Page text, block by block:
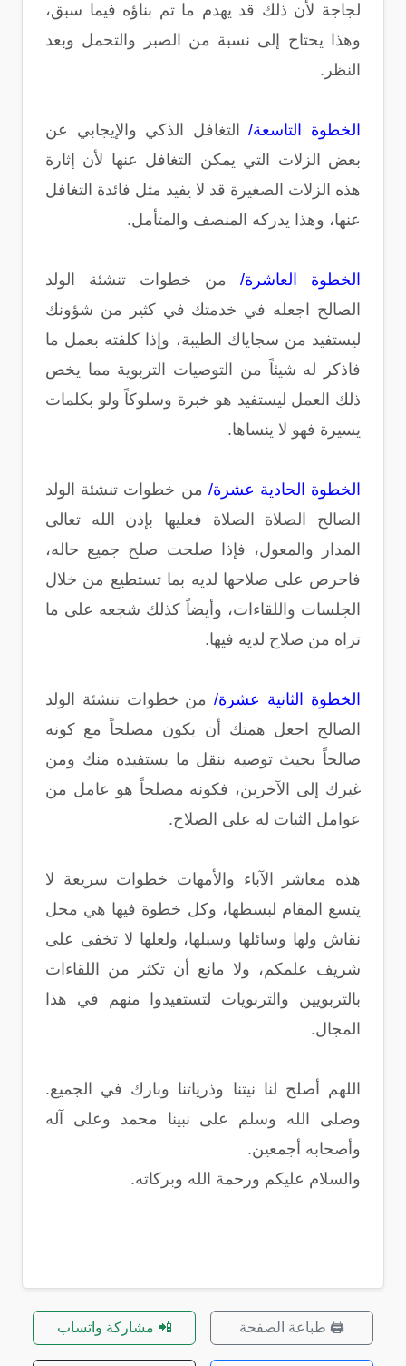
لجاجة لأن ذلك قد يهدم ما تم بناؤه فيما سبق،
وهذا يحتاج إلى نسبة من الصبر والتحمل وبعد
النظر.
الخطوة التاسعة/
التغافل الذكي والإيجابي عن
بعض الزلات التي يمكن التغافل عنها لأن إثارة
هذه الزلات الصغيرة قد لا يفيد مثل فائدة التغافل
عنها، وهذا يدركه المنصف والمتأمل.
الخطوة العاشرة/ من خطوات تنشئة الولد
الصالح اجعله في خدمتك في كثير من شؤونك
ليستفيد من سجاياك الطيبة، وإذا كلفته بعمل ما
فاذكر له شيئاً من التوصيات التربوية مما يخص
ذلك العمل ليستفيد هو خبرة وسلوكاً ولو بكلمات
يسيرة فهو لا ينساها.
الخطوة الحادية عشرة/ من خطوات تنشئة الولد
الصالح الصلاة الصلاة فعليها بإذن الله تعالى
المدار والمعول، فإذا صلحت صلح جميع حاله،
فاحرص على صلاحها لديه بما تستطيع من خلال
الجلسات واللقاءات، وأيضاً كذلك شجعه على ما
تراه من صلاح لديه فيها.
الخطوة الثانية عشرة/من خطوات تنشئة الولد
الصالح اجعل همتك أن يكون مصلحاً مع كونه
صالحاً بحيث توصيه بنقل ما يستفيده منك ومن
غيرك إلى الآخرين، فكونه مصلحاً هو عامل من
عوامل الثبات له على الصلاح.
هذه معاشر الآباء والأمهات خطوات سريعة لا
يتسع المقام لبسطها، وكل خطوة فيها هي محل
نقاش ولها وسائلها وسبلها، ولعلها لا تخفى على
شريف علمكم، ولا مانع أن تكثر من اللقاءات
بالتربويين والتربويات لتستفيدوا منهم في هذا
المجال.
اللهم أصلح لنا نيتنا وذرياتنا وبارك في الجميع.
وصلى الله وسلم على نبينا محمد وعلى آله
وأصحابه أجمعين.
والسلام عليكم ورحمة الله وبركاته.
🖨️ طباعة الصفحة 📲 مشاركة واتساب